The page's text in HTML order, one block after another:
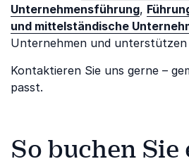
Unternehmensführung,
und mittelständische
Unternehmen und
Kontaktieren Sie uns gerne –
passt.
So buchen